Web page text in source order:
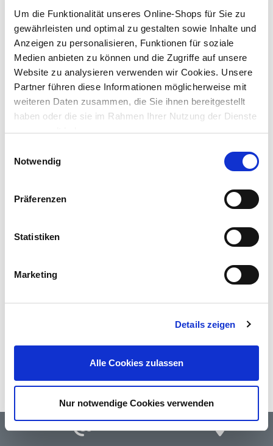
Um die Funktionalität unseres Online-Shops für Sie zu
gewährleisten und optimal zu gestalten sowie Inhalte und
Anzeigen zu personalisieren, Funktionen für soziale
Medien anbieten zu können und die Zugriffe auf unsere
Website zu analysieren verwenden wir Cookies. Unsere
Partner führen diese Informationen möglicherweise mit
weiteren Daten zusammen, die Sie ihnen bereitgestellt
haben oder die sie im Rahmen Ihrer Nutzung der Dienste
gesammelt haben.
Notwendig
Präferenzen
Statistiken
Marketing
Details zeigen
Alle Cookies zulassen
Nur notwendige Cookies verwenden
Verfügbarkeit online: Auf Lager
Dieser Artikel kann über Abholung im Markt nicht
reserviert werden
Menge
In den Warenkorb
Beschreibung
großen wie vier kleinen Sternen Wohnräume in eine
Bewertungen
Versandkosten
Newsletter